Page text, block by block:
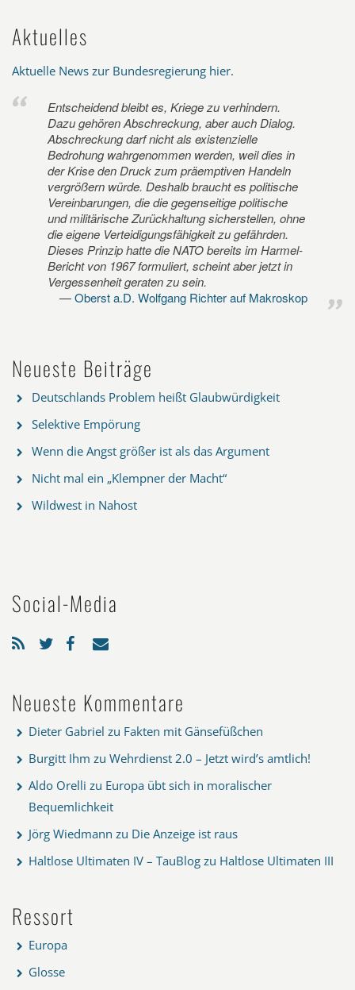
Aktuelles
Aktuelle News zur Bundesregierung hier.
Entscheidend bleibt es, Kriege zu verhindern.
Dazu gehören Abschreckung, aber auch Dialog.
Abschreckung darf nicht als existenzielle
Bedrohung wahrgenommen werden, weil dies in
der Krise den Druck zum präemptiven Handeln
vergrößern würde. Deshalb braucht es politische
Vereinbarungen, die die gegenseitige politische
und militärische Zurückhaltung sicherstellen, ohne
die eigene Verteidigungsfähigkeit zu gefährden.
Dieses Prinzip hatte die NATO bereits im Harmel-
Bericht von 1967 formuliert, scheint aber jetzt in
Vergessenheit geraten zu sein.
Oberst a.D. Wolfgang Richter auf Makroskop
Neueste Beiträge
Deutschlands Problem heißt Glaubwürdigkeit
Selektive Empörung
Wenn die Angst größer ist als das Argument
Nicht mal ein „Klempner der Macht“
Wildwest in Nahost
Social-Media
Neueste Kommentare
Dieter Gabriel zu Fakten mit Gänsefüßchen
Burgitt Ihm zu Wehrdienst 2.0 – Jetzt wird’s amtlich!
Aldo Orelli zu Europa übt sich in moralischer
Bequemlichkeit
Jörg Wiedmann zu Die Anzeige ist raus
Haltlose Ultimaten IV – TauBlog zu Haltlose Ultimaten III
Ressort
Europa
Glosse